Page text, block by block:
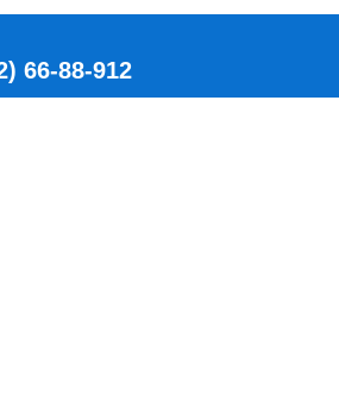
66-88-912